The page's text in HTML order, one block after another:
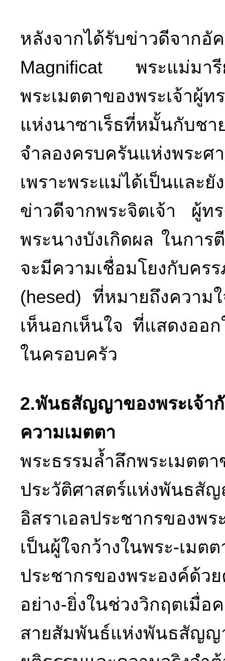
หลังจากได้รับข่าวดีจากอั
Magnificat พระแม่มารี
พระเมตตาของพระเจ้า
แห่งนาซาเร็ธที่หมั้นกับ
จำลองครบครันแห่งพระศ
เพราะพระแม่ได้เป็นและ
ข่าวดีจากพระจิตเจ้า ผู้ท
พระนางบังเกิดผล ในกา
จะมีความเชื่อมโยงกับคร
(hesed) ที่หมายถึงความ
เห็นอกเห็นใจ ที่แสดงออ
ในครอบครัว
2.พันธสัญญาของพระเ
ความเมตตา
พระธรรมล้ำลึกพระเมตต
ประวัติศาสตร์แห่งพันธสั
อิสราเอลประชากรของพ
เป็นผู้ใจกว้างในพระ-เม
ประชากรของพระองค์ด้ว
อย่าง-ยิ่งในช่วงวิกฤตเมื่
สายสัมพันธ์แห่งพันธสัญญ